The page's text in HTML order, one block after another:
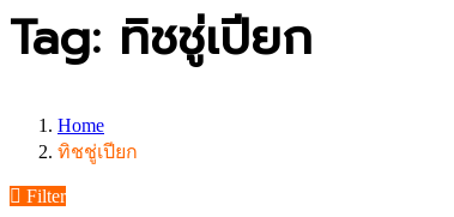
Tag: ทิชชู่เปียก
Home
ทิชชู่เปียก
Filter